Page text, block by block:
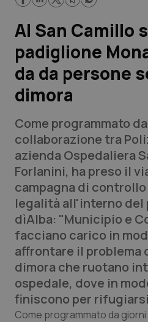
Lavoro e Professioni
Scienza e Farmaci
Studi e Analisi
Lettere al direttore
Edizioni Regionali
QS Pro
Professionisti Sanitari.AI
Abruzzo
Basilicata
Calabria
QS Pro Gold
Artrite & artrosi
Asma & BPCO
QS Club Newsletter
Al San Camillo
padiglione
da da persone
dimora
Come programmato
collaborazione tra
azienda Ospedaliera
Forlanini, ha preso il
campagna di
legalità all'interno del
dìAlba: "Municipio e
facciano carico in
affrontare il problema
dimora che ruotano
ospedale, dove in
finiscono per
Come programmato da